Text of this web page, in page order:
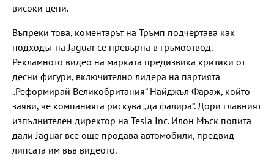
високи цени.
Въпреки това, коментарът на Тръмп подчертава как
подходът на Jaguar се превърна в гръмоотвод.
Рекламното видео на марката предизвика критики от
десни фигури, включително лидера на партията
„Реформирай Великобритания“ Найджъл Фараж, който
заяви, че компанията рискува „да фалира“. Дори главният
изпълнителен директор на Tesla Inc. Илон Мъск попита
дали Jaguar все още продава автомобили, предвид
липсата им във видеото.